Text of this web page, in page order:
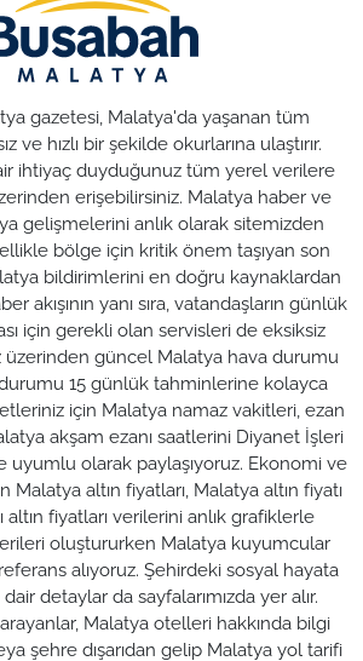
gazetesi, Malatya'da yaşanan tüm
ve hızlı bir şekilde okurlarına ulaştırır.
ihtiyaç duyduğunuz tüm yerel verilere
erişebilirsiniz. Malatya haber ve
gelişmelerini anlık olarak sitemizden
bölge için kritik önem taşıyan son
bildirimlerini en doğru kaynaklardan
akışının yanı sıra, vatandaşların günlük
için gerekli olan servisleri de eksiksiz
üzerinden güncel Malatya hava durumu
15 günlük tahminlerine kolayca
için Malatya namaz vakitleri, ezan
akşam ezanı saatlerini Diyanet İşleri
uyumlu olarak paylaşıyoruz. Ekonomi ve
Malatya altın fiyatları, Malatya altın fiyatı
altın fiyatları verilerini anlık grafiklerle
oluştururken Malatya kuyumcular
alıyoruz. Şehirdeki sosyal hayata
detaylar da sayfalarımızda yer alır.
Malatya otelleri hakkında bilgi
şehre dışarıdan gelip Malatya yol tarifi